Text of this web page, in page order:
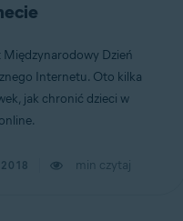
Międzynarodowy Dzień
Internetu. Oto kilka
jak chronić dzieci w
min czytaj